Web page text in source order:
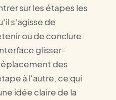
sur les étapes les
s'agisse de
ou de conclure
glisser-
des
à l'autre, ce qui
idée claire de la